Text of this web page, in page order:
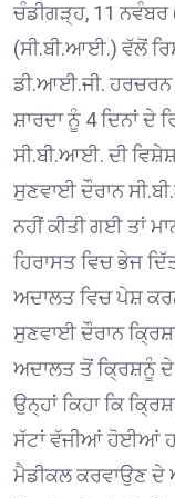
ਚੰਡੀਗੜ੍ਹ, 11 ਨਵੰਬਰ
(ਸੀ.ਬੀ.ਆਈ.) ਵੱਲੋਂ
ਡੀ.ਆਈ.ਜੀ. ਹਰਚਰਨ
ਸ਼ਾਰਦਾ ਨੂੰ 4 ਦਿਨਾਂ ਦੇ
ਸੀ.ਬੀ.ਆਈ. ਦੀ
ਸੁਣਵਾਈ ਦੌਰਾਨ
ਨਹੀਂ ਕੀਤੀ ਗਈ ਤਾਂ
ਹਿਰਾਸਤ ਵਿਚ ਭੇਜ
ਅਦਾਲਤ ਵਿਚ ਪੇਸ਼
ਸੁਣਵਾਈ ਦੌਰਾਨ
ਅਦਾਲਤ ਤੋਂ ਕ੍ਰਿਸ਼ਨੂੰ ਦੇ
ਉਨ੍ਹਾਂ ਕਿਹਾ ਕਿ
ਸੱਟਾਂ ਵੱਜੀਆਂ ਹੋਈਆਂ
ਮੈਡੀਕਲ ਕਰਵਾਉਣ ਦੇ